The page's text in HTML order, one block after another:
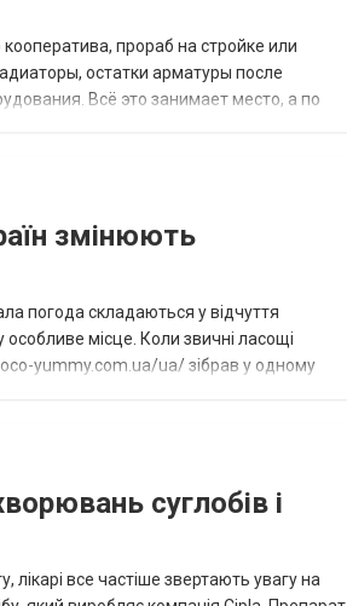
прораб на стройке или
остатки арматуры после
Всё это занимает место, а по
змінюють
погода складаються у відчуття
місце. Коли звичні ласощі
yummy.com.ua/ua/ зібрав у одному
суглобів і
лікарі все частіше звертають увагу на